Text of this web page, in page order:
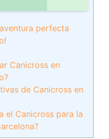
perfecta
Canicross en
de Canicross en
el Canicross para la